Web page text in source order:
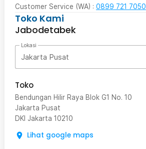
Customer Service (WA) : 0899 721 7050
Toko Kami
Jabodetabek
Lokasi
Jakarta Pusat
Toko
Bendungan Hilir Raya Blok G1 No. 10
Jakarta Pusat
DKI Jakarta 10210
Lihat google maps